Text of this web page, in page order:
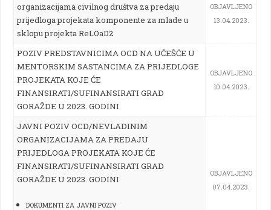
organizacijama civilnog društva za predaju
prijedloga projekata komponente za mlade u
sklopu projekta ReLOaD2
OBJAVLJENO
13.04.2023.
POZIV PREDSTAVNICIMA OCD NA UČEŠĆE U
MENTORSKIM SASTANCIMA ZA PRIJEDLOGE
PROJEKATA KOJE ĆE
FINANSIRATI/SUFINANSIRATI GRAD
GORAŽDE U 2023. GODINI
OBJAVLJENO
10.04.2023.
JAVNI POZIV OCD/NEVLADINIM
ORGANIZACIJAMA ZA PREDAJU
PRIJEDLOGA PROJEKATA KOJE ĆE
FINANSIRATI/SUFINANSIRATI GRAD
GORAŽDE U 2023. GODINI
DOKUMENTI ZA JAVNI POZIV
OBJAVLJENO
07.04.2023.